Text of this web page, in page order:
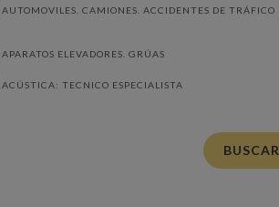
AUTOMOVILES. CAMIONES. ACCIDENTES DE TRÁFICO
APARATOS ELEVADORES. GRÚAS
ACÚSTICA: TECNICO ESPECIALISTA
BUSCAR